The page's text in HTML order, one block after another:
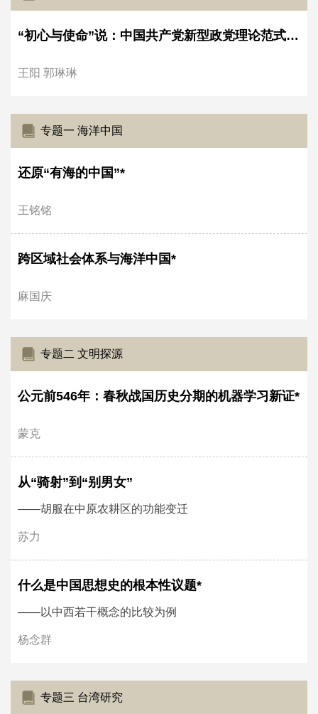
“初心与使命”说：中国共产党新型政党理论范式的建构*
王阳 郭琳琳
专题一 海洋中国
还原“有海的中国”*
王铭铭
跨区域社会体系与海洋中国*
麻国庆
专题二 文明探源
公元前546年：春秋战国历史分期的机器学习新证*
蒙克
从“骑射”到“别男女”
——胡服在中原农耕区的功能变迁
苏力
什么是中国思想史的根本性议题*
——以中西若干概念的比较为例
杨念群
专题三 台湾研究